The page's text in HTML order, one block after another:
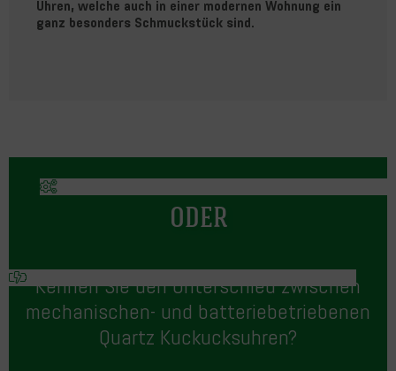
Uhren, welche auch in einer modernen Wohnung ein
ganz besonders Schmuckstück sind.
ODER
Kennen Sie den Unterschied zwischen
mechanischen- und batteriebetriebenen
Quartz Kuckucksuhren?